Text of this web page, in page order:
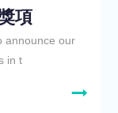
項
announce our
in t